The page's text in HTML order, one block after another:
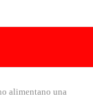
alimentano una